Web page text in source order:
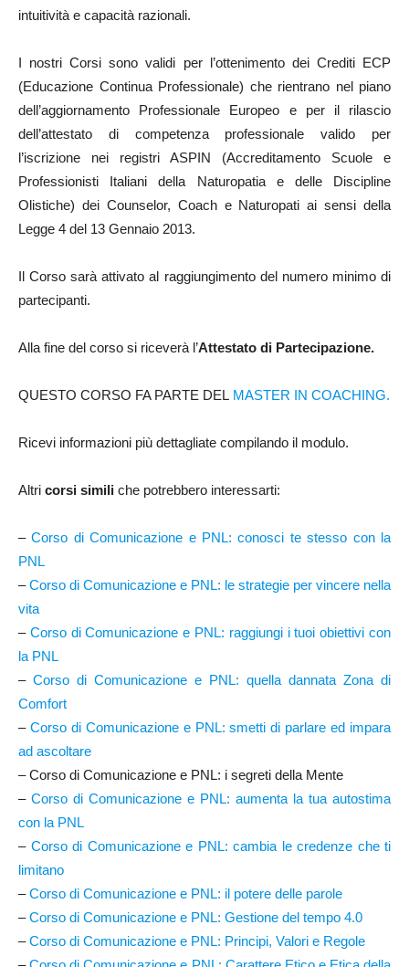
intuitività e capacità razionali.
I nostri Corsi sono validi per l’ottenimento dei Crediti ECP
(Educazione Continua Professionale) che rientrano nel piano
dell’aggiornamento Professionale Europeo e per il rilascio
dell’attestato di competenza professionale valido per
l’iscrizione nei registri ASPIN (Accreditamento Scuole e
Professionisti Italiani della Naturopatia e delle Discipline
Olistiche) dei Counselor, Coach e Naturopati ai sensi della
Legge 4 del 13 Gennaio 2013.
Il Corso sarà attivato al raggiungimento del numero minimo di
partecipanti.
Alla fine del corso si riceverà l’Attestato di Partecipazione.
QUESTO CORSO FA PARTE DEL MASTER IN COACHING.
Ricevi informazioni più dettagliate compilando il modulo.
Altri corsi simili che potrebbero interessarti:
–Corso di Comunicazione e PNL: conosci te stesso con la
PNL
–Corso di Comunicazione e PNL: le strategie per vincere nella
vita
– Corso di Comunicazione e PNL: raggiungi i tuoi obiettivi con
la PNL
– Corso di Comunicazione e PNL: quella dannata Zona di
Comfort
– Corso di Comunicazione e PNL: smetti di parlare ed impara
ad ascoltare
– Corso di Comunicazione e PNL: i segreti della Mente
– Corso di Comunicazione e PNL: aumenta la tua autostima
con la PNL
– Corso di Comunicazione e PNL: cambia le credenze che ti
limitano
–Corso di Comunicazione e PNL: il potere delle parole
–Corso di Comunicazione e PNL: Gestione del tempo 4.0
–Corso di Comunicazione e PNL: Principi, Valori e Regole